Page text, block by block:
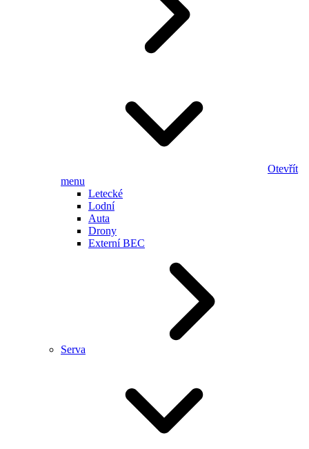
Otevřít
menu
Letecké
Lodní
Auta
Drony
Externí BEC
Serva